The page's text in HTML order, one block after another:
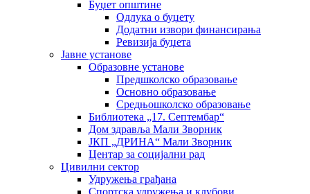
Буџет општине
Одлука о буџету
Додатни извори финансирања
Ревизија буџета
Јавне установе
Образовне установе
Предшколско образовање
Основно образовање
Средњошколско образовање
Библиотека „17. Септембар“
Дом здравља Мали Зворник
ЈКП „ДРИНА“ Мали Зворник
Центар за социјални рад
Цивилни сектор
Удружења грађана
Спортска удружења и клубови